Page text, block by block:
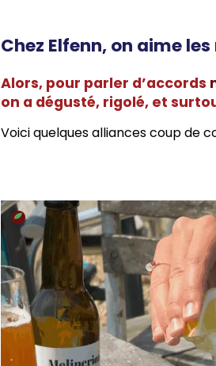
Chez Elfenn, on aime
Alors, pour parler d’accords
on a dégusté, rigolé, et
Voici quelques alliances coup de